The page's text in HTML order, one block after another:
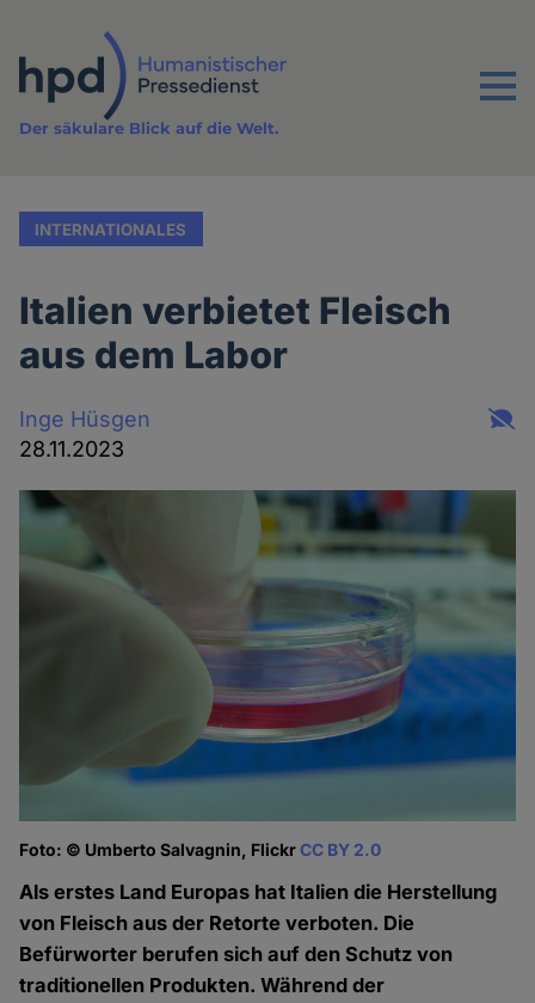
Inhalt
Menu
Der säkulare Blick auf die Welt.
INTERNATIONALES
Italien verbietet Fleisch
aus dem Labor
Inge Hüsgen
28.11.2023
Foto: © Umberto Salvagnin, FlickrCC BY 2.0
Als erstes Land Europas hat Italien die Herstellung
von Fleisch aus der Retorte verboten. Die
Befürworter berufen sich auf den Schutz von
traditionellen Produkten. Während der